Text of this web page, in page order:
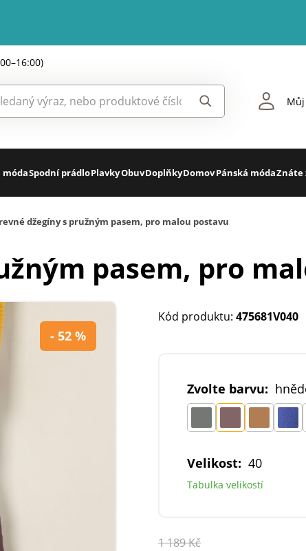
módaSpodní prádloPlavkyObuvDoplňkyDomovPánská módaZnáte
džegíny s pružným pasem, pro malou postavu
pasem, pro
- 52 %
Kód produktu: 475681V040
Zvolte barvu:
Velikost: 40
Tabulka velikostí
1 189 Kč